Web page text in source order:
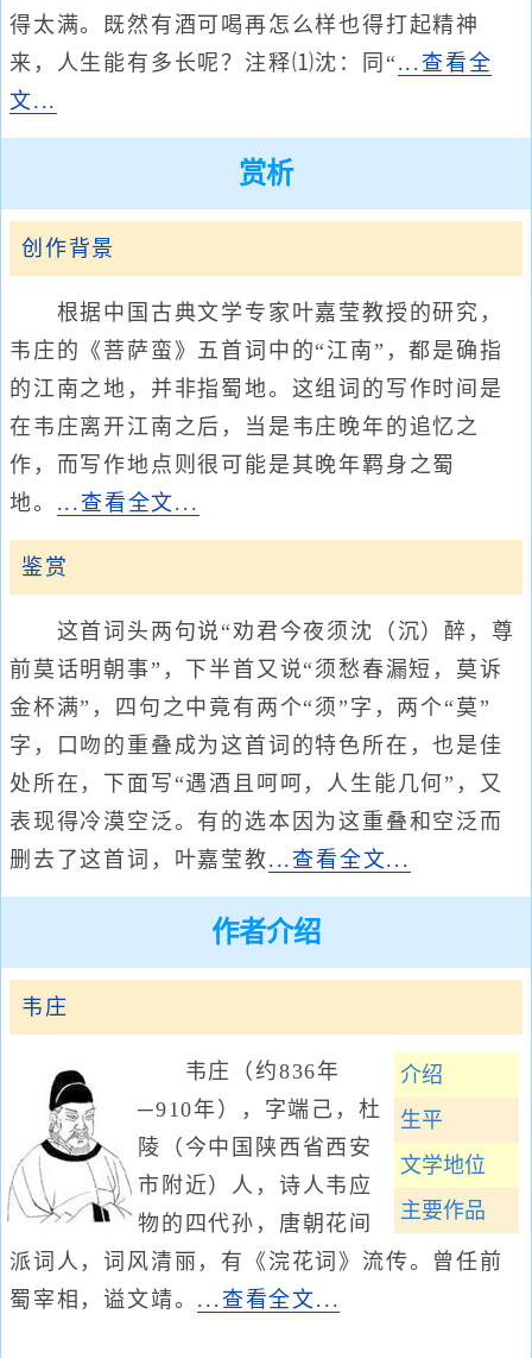
得太满。既然有酒可喝再怎么样也得打起精神
来，人生能有多长呢？注释⑴沈：同“...查看全
文...
赏析
创作背景
根据中国古典文学专家叶嘉莹教授的研究，
韦庄的《菩萨蛮》五首词中的“江南”，都是确指
的江南之地，并非指蜀地。这组词的写作时间是
在韦庄离开江南之后，当是韦庄晚年的追忆之
作，而写作地点则很可能是其晚年羁身之蜀
地。 ...查看全文...
鉴赏
这首词头两句说“劝君今夜须沈（沉）醉，尊
前莫话明朝事”，下半首又说“须愁春漏短，莫诉
金杯满”，四句之中竟有两个“须”字，两个“莫”
字，口吻的重叠成为这首词的特色所在，也是佳
处所在，下面写“遇酒且呵呵，人生能几何”，又
表现得冷漠空泛。有的选本因为这重叠和空泛而
删去了这首词，叶嘉莹教...查看全文...
作者介绍
韦庄
介绍
生平
文学地位
主要作品
韦庄（约836年
─910年），字端己，杜
陵（今中国陕西省西安
市附近）人，诗人韦应
物的四代孙，唐朝花间
派词人，词风清丽，有《浣花词》流传。曾任前
蜀宰相，谥文靖。 ...查看全文...